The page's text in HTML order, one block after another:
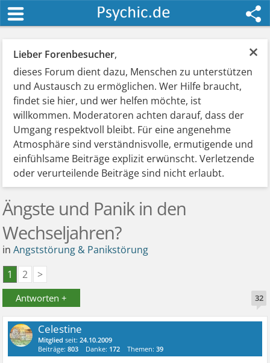
×
Lieber Forenbesucher,
dieses Forum dient dazu, Menschen zu unterstützen
und Austausch zu ermöglichen. Wer Hilfe braucht,
findet sie hier, und wer helfen möchte, ist
willkommen. Moderatoren achten darauf, dass der
Umgang respektvoll bleibt. Für eine angenehme
Atmosphäre sind verständnisvolle, ermutigende und
einfühlsame Beiträge explizit erwünscht. Verletzende
oder verurteilende Beiträge sind nicht erlaubt.
Ängste und Panik in den
Wechseljahren?
inAngststörung & Panikstörung
1
2 >
Antworten + 32
Celestine
Mitglied seit:24.10.2009
Beiträge:803 Danke: 172 Themen:39